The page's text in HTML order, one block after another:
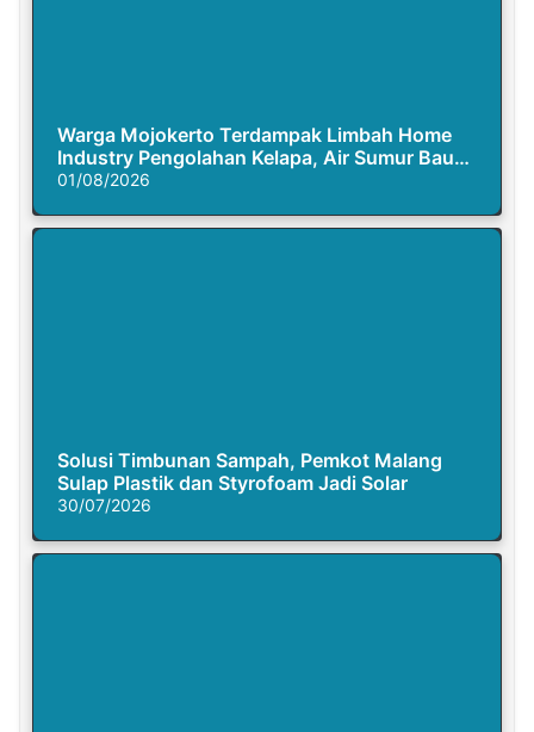
Warga Mojokerto Terdampak Limbah Home
Industry Pengolahan Kelapa, Air Sumur Bau
Busuk
01/08/2026
Solusi Timbunan Sampah, Pemkot Malang
Sulap Plastik dan Styrofoam Jadi Solar
30/07/2026